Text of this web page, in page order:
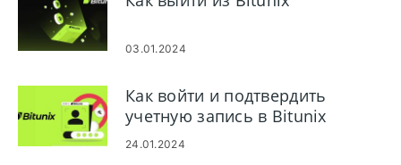
03.01.2024
Как войти и подтвердить
учетную запись в Bitunix
24.01.2024